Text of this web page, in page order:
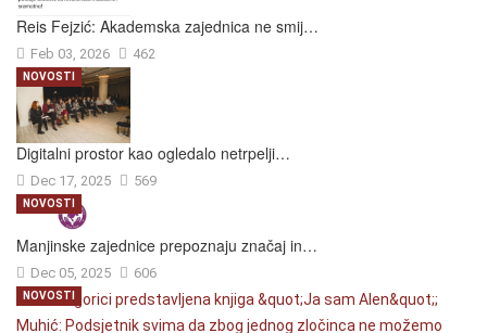
Reis Fejzić: Akademska zajednica ne smij…
Feb 03, 2026 462
Digitalni prostor kao ogledalo netrpelji…
Dec 17, 2025 569
NOVOSTI
Manjinske zajednice prepoznaju značaj in…
Dec 05, 2025 606
NOVOSTI
NOVOSTI